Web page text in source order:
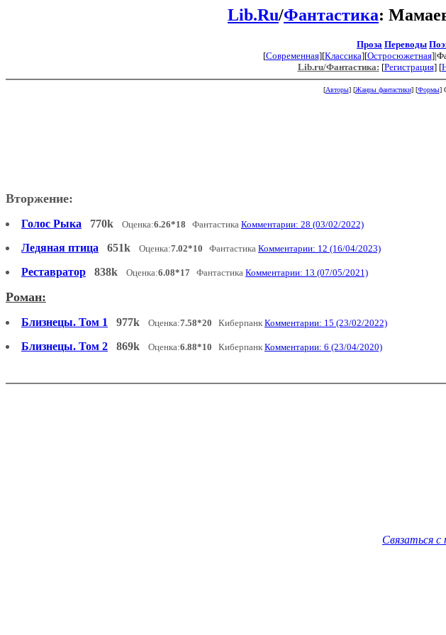
Lib.Ru/Фантастика:
Проза Переводы
[Современная][Классика][Остросюжетная
Lib.ru/Фантастика: [Регистрация] [
[Авторы] [Жанры фантастики] [Формы]
Вторжение:
Голос Рыка 770k Оценка:6.26*18 Фантастика Комментарии: 28 (03/02/2022)
Ледяная птица 651k Оценка:7.02*10 Фантастика Комментарии: 12 (16/04/2023)
Реставратор 838k Оценка:6.08*17 Фантастика Комментарии: 13 (07/05/2021)
Роман:
Близнецы. Том 1 977k Оценка:7.58*20 Киберпанк Комментарии: 15 (23/02/2022)
Близнецы. Том 2 869k Оценка:6.88*10 Киберпанк Комментарии: 6 (23/04/2020)
Связаться